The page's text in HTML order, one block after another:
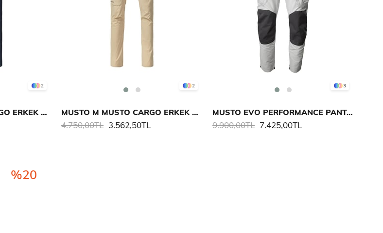
2
MUSTO M MUSTO CARGO ERKEK PANTALON
2
MUSTO M MUSTO CARGO ERKEK PANTALON
3.562,50TL
4.750,00TL
3
MUSTO EVO PERFORMANCE PANTALON
7.425,00TL
9.900,00TL
%20